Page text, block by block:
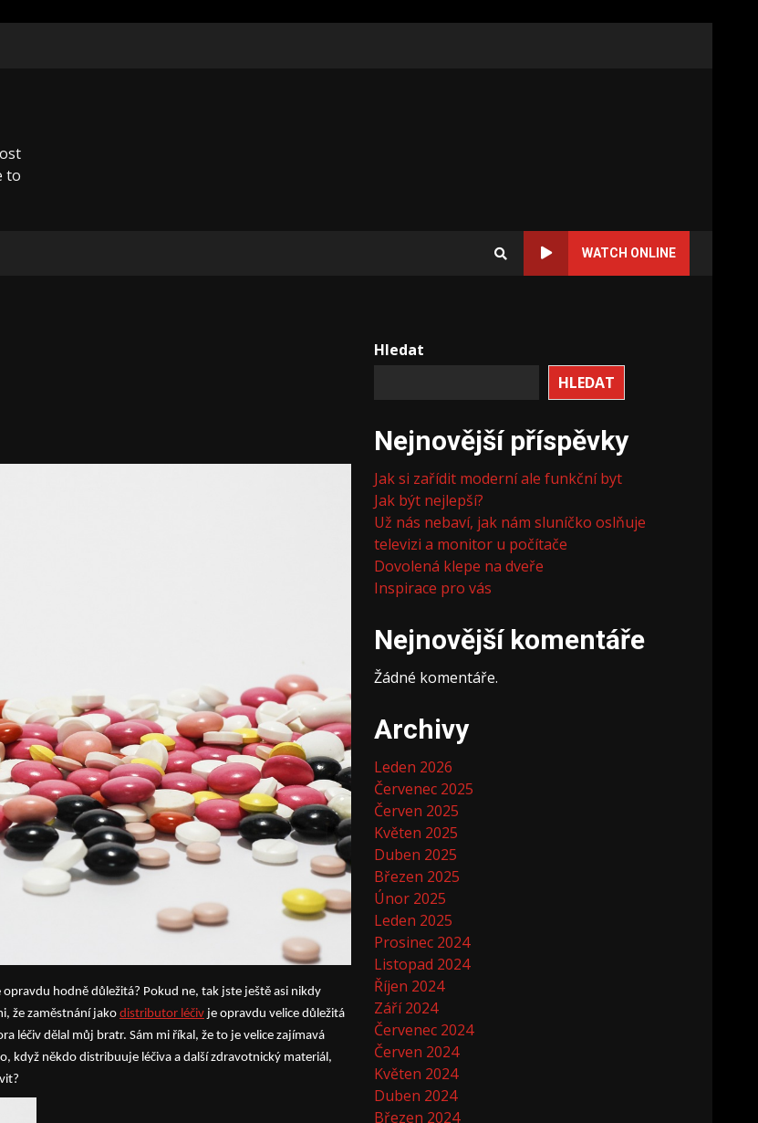
to
WATCH ONLINE
hodně důležitá? Pokud ne, tak jste ještě asi nikdy
že zaměstnání jako distributor léčiv je opravdu velice důležitá
léčiv dělal můj bratr. Sám mi říkal, že to je velice zajímavá
když někdo distribuuje léčiva a další zdravotnický materiál,
Hledat
HLEDAT
Nejnovější příspěvky
Jak si zařídit moderní ale funkční byt
Jak být nejlepší?
Už nás nebaví, jak nám sluníčko oslňuje
televizi a monitor u počítače
Dovolená klepe na dveře
Inspirace pro vás
Nejnovější komentáře
Žádné komentáře.
Archivy
Leden 2026
Červenec 2025
Červen 2025
Květen 2025
Duben 2025
Březen 2025
Únor 2025
Leden 2025
Prosinec 2024
Listopad 2024
Říjen 2024
Září 2024
Červenec 2024
Červen 2024
Květen 2024
Duben 2024
Březen 2024